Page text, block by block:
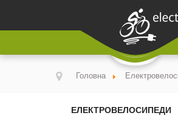
Головна
ЕЛЕКТРОВЕЛОСИПЕДИ